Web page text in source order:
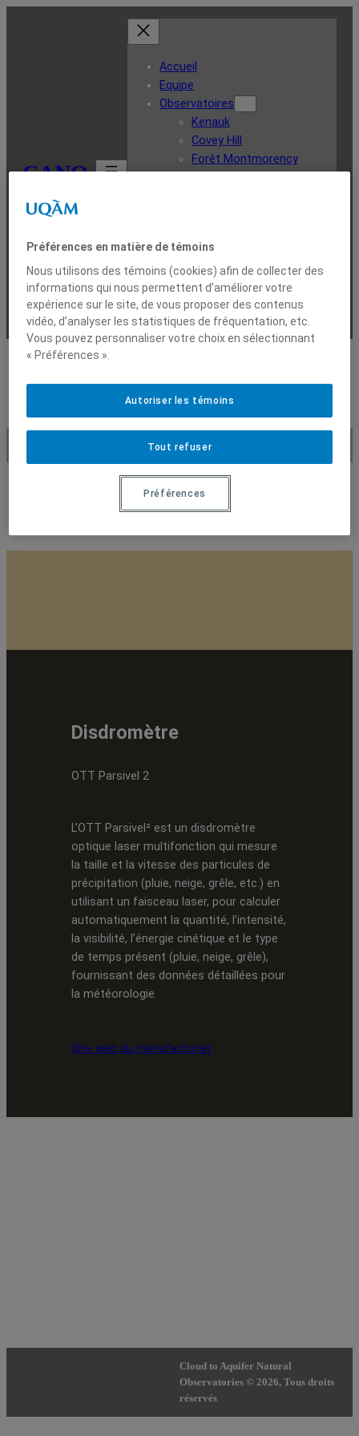
CANO
Accueil
Equipe
Observatoires
Kenauk
Covey Hill
Forêt Montmorency
Instrumentation
Ligne du temps
Données
Contact
Disdromètre
Disdromètre
OTT Parsivel 2
L’OTT Parsivel² est un disdromètre
optique laser multifonction qui mesure
la taille et la vitesse des particules de
précipitation (pluie, neige, grêle, etc.) en
utilisant un faisceau laser, pour calculer
automatiquement la quantité, l’intensité,
la visibilité, l’énergie cinétique et le type
de temps présent (pluie, neige, grêle),
fournissant des données détaillées pour
la météorologie.
Site web du manufacturier
Cloud to Aquifer Natural
Observatories © 2026, Tous droits
réservés
Préférences en matière de témoins
Nous utilisons des témoins (cookies) afin de collecter des
informations qui nous permettent d’améliorer votre
expérience sur le site, de vous proposer des contenus
vidéo, d’analyser les statistiques de fréquentation, etc.
Vous pouvez personnaliser votre choix en sélectionnant
« Préférences ».
Tout refuser
Autoriser les témoins
Préférences